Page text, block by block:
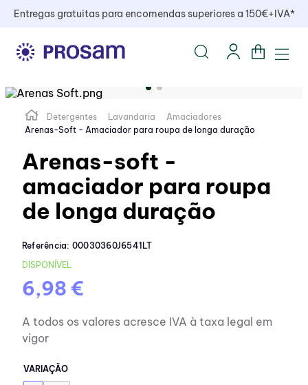
Entregas gratuitas para encomendas superiores a 150€+IVA*
Detergentes Lavandaria
Amaciadores
Arenas-Soft - Amaciador para roupa de longa duração
Arenas-soft -
amaciador para roupa
de longa duração
Referência: 00030360J6541LT
DISPONÍVEL
6,98 €
A todos os valores acresce IVA à taxa legal em
vigor
VARIAÇÃO